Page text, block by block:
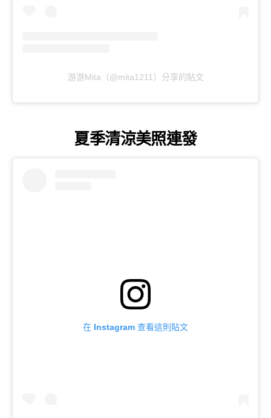
游游Mita（@mita1211）分享的貼文
夏季清涼美照連發
在 Instagram 查看這則貼文